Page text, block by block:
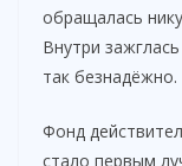
обращалась
Внутри
так безнадёжно.
Фонд
стало первым